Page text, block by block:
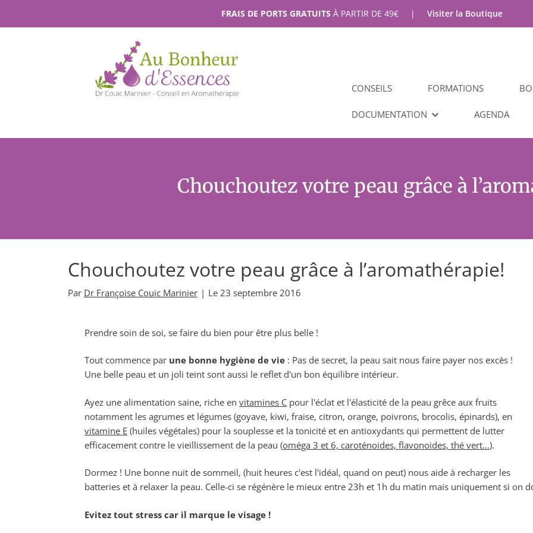
FRAIS DE PORTS GRATUITS À PARTIR DE 49€ | Visiter la Boutique
CONSEILS FORMATIONS
DOCUMENTATION AGENDA
Chouchoutez votre peau grâce à
Chouchoutez votre peau grâce à l’aromathérapie!
Par Dr Françoise Couic Marinier | Le 23 septembre 2016
Prendre soin de soi, se faire du bien pour être plus belle !
Tout commence par une bonne hygiène de vie : Pas de secret, la peau sait nous faire payer nos excès !
Une belle peau et un joli teint sont aussi le reflet d'un bon équilibre intérieur.
Ayez une alimentation saine, riche en vitamines C pour l'éclat et l'élasticité de la peau grêce aux fruits
notamment les agrumes et légumes (goyave, kiwi, fraise, citron, orange, poivrons, brocolis, épinards), en
vitamine E (huiles végétales) pour la souplesse et la tonicité et en antioxydants qui permettent de lutter
efficacement contre le vieillissement de la peau (oméga 3 et 6, caroténoides, flavonoides, thé vert…).
Dormez ! Une bonne nuit de sommeil, (huit heures c'est l'idéal, quand on peut) nous aide à recharger les
batteries et à relaxer la peau. Celle-ci se régénère le mieux entre 23h et 1h du matin mais uniquement si on
Evitez tout stress car il marque le visage !